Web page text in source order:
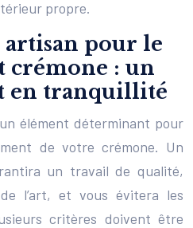
propre.
pour le
crémone : un
en tranquillité
élément déterminant pour
de votre crémone. Un
un travail de qualité,
l’art, et vous évitera les
critères doivent être